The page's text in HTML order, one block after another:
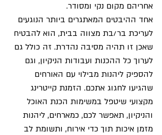
אחריהם מקום נקי ומסודר.
אחד ההיבטים המאתגרים ביותר הנוגעים
לעריכת בר/בת מצווה בבית, הוא להבטיח
שאכן זו תהיה מסיבה נהדרת. זה כולל גם
לערוך כל ההכנות ועבודות הניקיון, וגם
להספיק ליהנות מבילוי עם האורחים
שהגיעו לחגוג אתכם. הזמנת קייטרינג
מקצועי שיטפל במשימות הכנת האוכל
והניקיון, תאפשר לכם, כמארחים, ליהנות
מזמן איכות תוך כדי אירוח, ותשומת לב